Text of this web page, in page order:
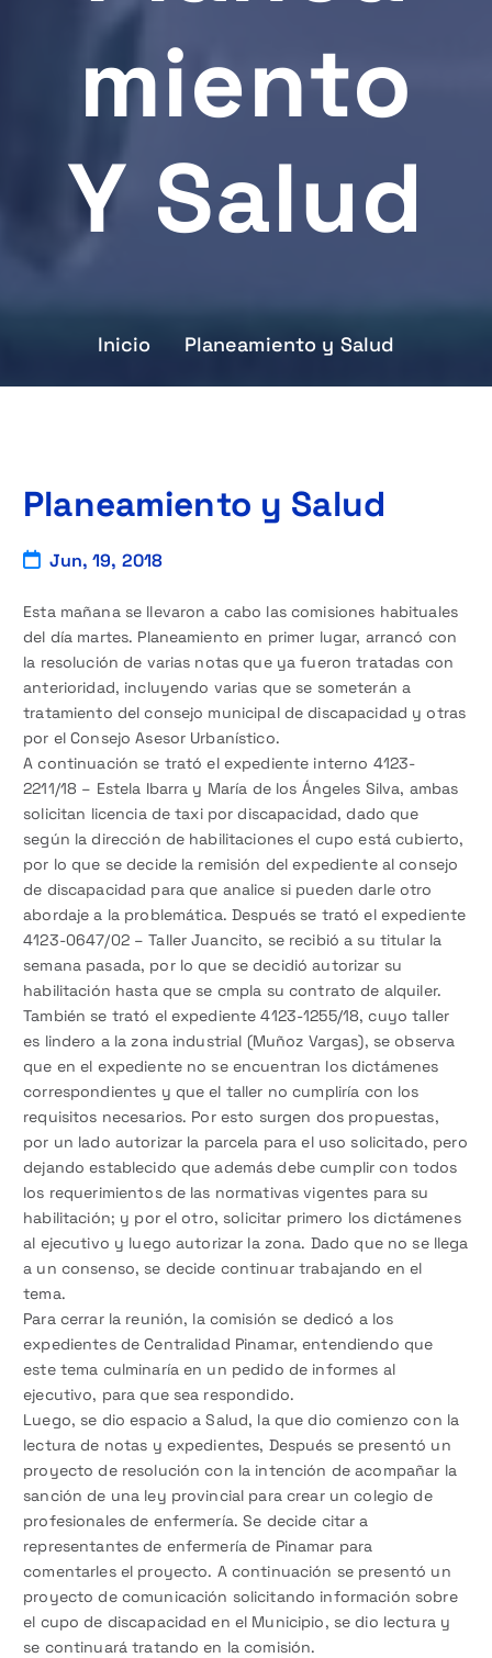
Miento
Y Salud
Inicio Planeamiento y Salud
Planeamiento y Salud
Jun, 19, 2018
Esta mañana se llevaron a cabo las comisiones habituales
del día martes. Planeamiento en primer lugar, arrancó con
la resolución de varias notas que ya fueron tratadas con
anterioridad, incluyendo varias que se someterán a
tratamiento del consejo municipal de discapacidad y otras
por el Consejo Asesor Urbanístico.
A continuación se trató el expediente interno 4123-
2211/18 – Estela Ibarra y María de los Ángeles Silva, ambas
solicitan licencia de taxi por discapacidad, dado que
según la dirección de habilitaciones el cupo está cubierto,
por lo que se decide la remisión del expediente al consejo
de discapacidad para que analice si pueden darle otro
abordaje a la problemática. Después se trató el expediente
4123-0647/02 – Taller Juancito, se recibió a su titular la
semana pasada, por lo que se decidió autorizar su
habilitación hasta que se cmpla su contrato de alquiler.
También se trató el expediente 4123-1255/18, cuyo taller
es lindero a la zona industrial (Muñoz Vargas), se observa
que en el expediente no se encuentran los dictámenes
correspondientes y que el taller no cumpliría con los
requisitos necesarios. Por esto surgen dos propuestas,
por un lado autorizar la parcela para el uso solicitado, pero
dejando establecido que además debe cumplir con todos
los requerimientos de las normativas vigentes para su
habilitación; y por el otro, solicitar primero los dictámenes
al ejecutivo y luego autorizar la zona. Dado que no se llega
a un consenso, se decide continuar trabajando en el
tema.
Para cerrar la reunión, la comisión se dedicó a los
expedientes de Centralidad Pinamar, entendiendo que
este tema culminaría en un pedido de informes al
ejecutivo, para que sea respondido.
Luego, se dio espacio a Salud, la que dio comienzo con la
lectura de notas y expedientes, Después se presentó un
proyecto de resolución con la intención de acompañar la
sanción de una ley provincial para crear un colegio de
profesionales de enfermería. Se decide citar a
representantes de enfermería de Pinamar para
comentarles el proyecto. A continuación se presentó un
proyecto de comunicación solicitando información sobre
el cupo de discapacidad en el Municipio, se dio lectura y
se continuará tratando en la comisión.